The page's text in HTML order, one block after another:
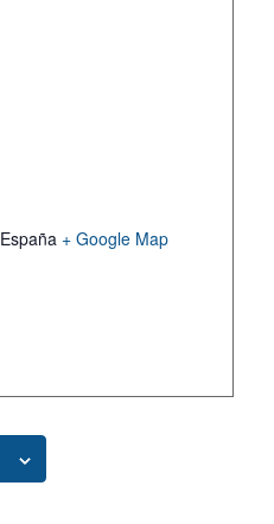
España + Google Map